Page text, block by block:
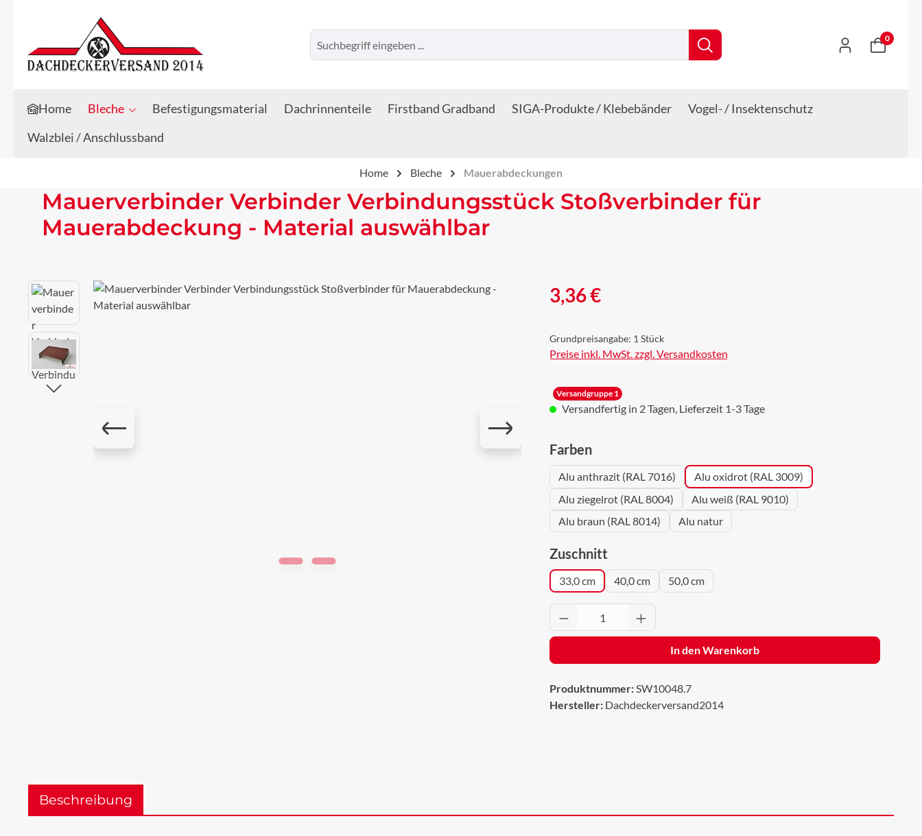
Zum Hauptinhalt springen
Zur Suche springen
0
Home Bleche Befestigungsmaterial Dachrinnenteile Firstband Gradband SIGA-Produkte / Klebebänder
Vogel- / Insektenschutz
Walzblei / Anschlussband
Home Bleche Mauerabdeckungen
Mauerverbinder Verbinder Verbindungsstück Stoßverbinder für
Mauerabdeckung - Material auswählbar
Bildergalerie überspringen Regulärer Preis:
3,36 €
Grundpreisangabe: 1 Stück
Preise inkl. MwSt. zzgl. Versandkosten
Versandgruppe 1
Versandfertig in 2 Tagen, Lieferzeit 1-3 Tage
Farbenauswählen
Alu anthrazit (RAL 7016)
Alu oxidrot (RAL 3009)
Alu ziegelrot (RAL 8004)
Alu weiß (RAL 9010)
Alu braun (RAL 8014)
Alu natur
Zuschnittauswählen
33,0 cm 40,0 cm 50,0 cm
Produkt Anzahl: Gib den gewünschten Wert ein
In den Warenkorb
Produktnummer:SW10048.7
Hersteller: Dachdeckerversand2014
Beschreibung